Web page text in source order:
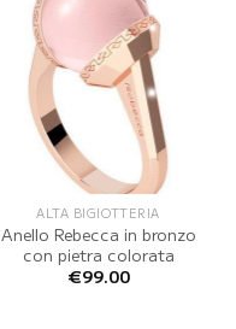
ALTA BIGIOTTERIA
Anello Rebecca in bronzo
con pietra colorata
€99.00